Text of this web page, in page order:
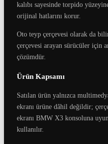
kalıbı sayesinde torpido
orijinal hatlarını korur.
Oto teyp çerçevesi olarak da
çerçevesi arayan sürücüler için
çözümdür.
Ürün Kapsamı
Satılan ürün yalnızca
ekranı ürüne dâhil değildir;
ekranı BMW X3 konsoluna
kullanılır.